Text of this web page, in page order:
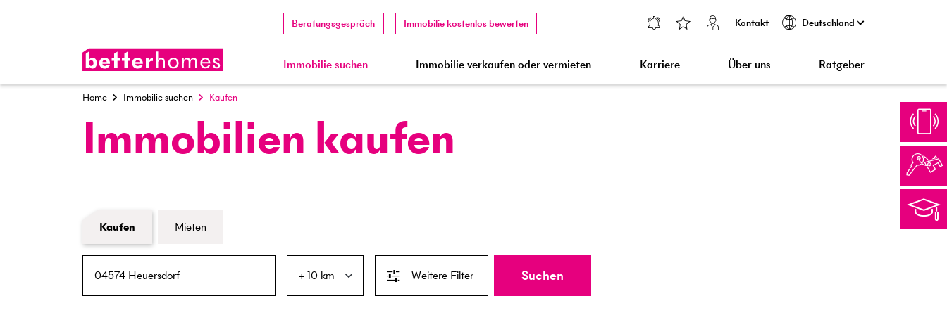
Beratungsgespräch Immobilie kostenlos bewerten Kontakt Deutschland
Immobilie suchen Immobilie verkaufen oder vermieten Karriere Über uns Ratgeber
Home Immobilie suchen Kaufen
Immobilien kaufen
Formular Immobiliensuche
Kaufen
Mieten
Weitere Filter Suchen